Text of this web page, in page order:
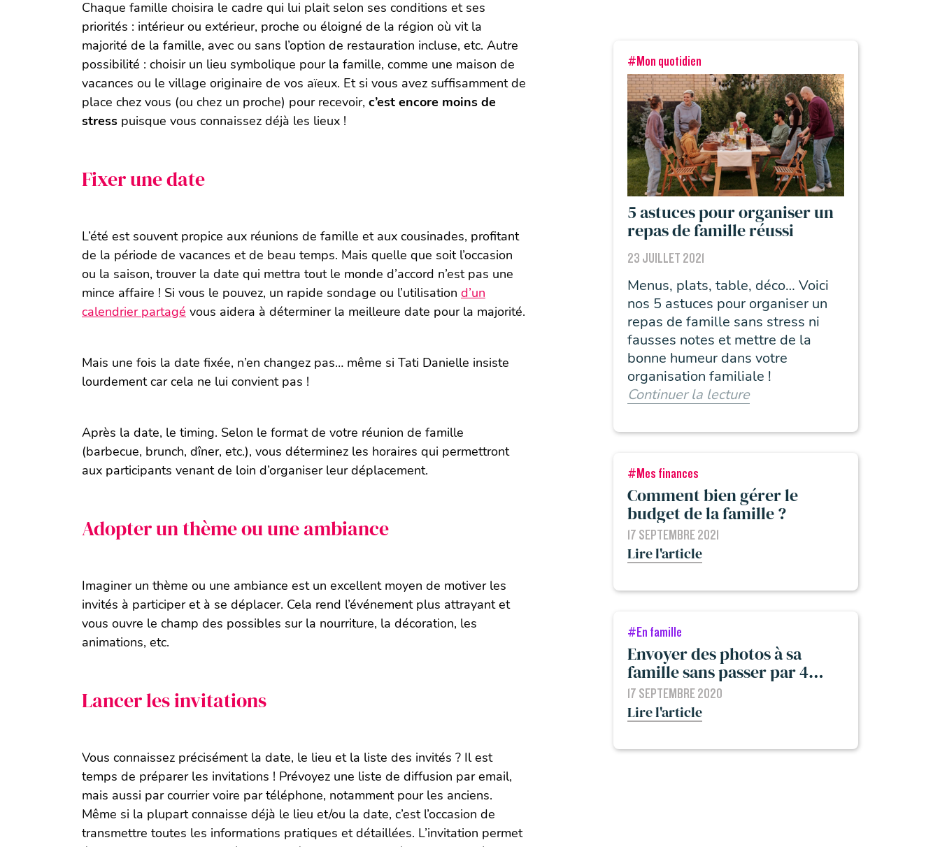
Chaque famille choisira le cadre qui lui plait selon ses conditions et ses
priorités : intérieur ou extérieur, proche ou éloigné de la région où vit la
majorité de la famille, avec ou sans l’option de restauration incluse, etc. Autre
possibilité : choisir un lieu symbolique pour la famille, comme une maison de
vacances ou le village originaire de vos aïeux. Et si vous avez suffisamment de
place chez vous (ou chez un proche) pour recevoir, c’est encore moins de
stress puisque vous connaissez déjà les lieux !
Fixer une date
L’été est souvent propice aux réunions de famille et aux cousinades, profitant
de la période de vacances et de beau temps. Mais quelle que soit l’occasion
ou la saison, trouver la date qui mettra tout le monde d’accord n’est pas une
mince affaire ! Si vous le pouvez, un rapide sondage ou l’utilisation d’un
calendrier partagé vous aidera à déterminer la meilleure date pour la majorité.
Mais une fois la date fixée, n’en changez pas… même si Tati Danielle insiste
lourdement car cela ne lui convient pas !
Après la date, le timing. Selon le format de votre réunion de famille
(barbecue, brunch, dîner, etc.), vous déterminez les horaires qui permettront
aux participants venant de loin d’organiser leur déplacement.
Adopter un thème ou une ambiance
Imaginer un thème ou une ambiance est un excellent moyen de motiver les
invités à participer et à se déplacer. Cela rend l’événement plus attrayant et
vous ouvre le champ des possibles sur la nourriture, la décoration, les
animations, etc.
Lancer les invitations
Vous connaissez précisément la date, le lieu et la liste des invités ? Il est
temps de préparer les invitations ! Prévoyez une liste de diffusion par email,
mais aussi par courrier voire par téléphone, notamment pour les anciens.
Même si la plupart connaisse déjà le lieu et/ou la date, c’est l’occasion de
transmettre toutes les informations pratiques et détaillées. L’invitation permet
#Mon quotidien
5 astuces pour organiser un
repas de famille réussi
23 JUILLET 2021
Menus, plats, table, déco… Voici
nos 5 astuces pour organiser un
repas de famille sans stress ni
fausses notes et mettre de la
bonne humeur dans votre
organisation familiale !
Continuer la lecture
#Mes finances
Comment bien gérer le
budget de la famille ?
17 SEPTEMBRE 2021
Lire l'article
#En famille
Envoyer des photos à sa
famille sans passer par 4
groupes de messagerie
17 SEPTEMBRE 2020
Lire l'article